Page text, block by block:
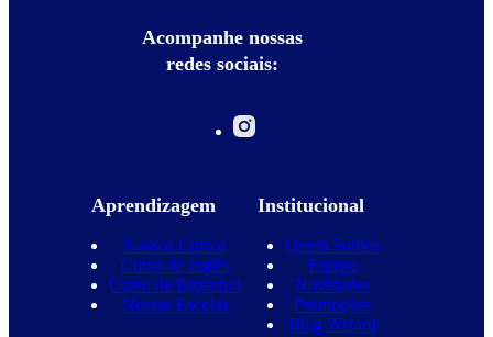
Acompanhe nossas
redes sociais:
Aprendizagem
Nossos Cursos
Curso de Inglês
Curso de Espanhol
Nossas Escolas
Institucional
Quem Somos
Equipe
Novidades
Promoções
Blog Wizard